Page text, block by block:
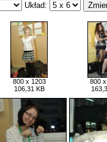
Układ:
800 x 1203
106,31 KB
800